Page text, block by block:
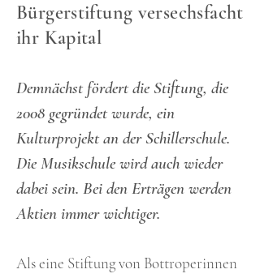
Bürgerstiftung versechsfacht
ihr Kapital
Demnächst fördert die Stiftung, die
2008 gegründet wurde, ein
Kulturprojekt an der Schillerschule.
Die Musikschule wird auch wieder
dabei sein. Bei den Erträgen werden
Aktien immer wichtiger.
Als eine Stiftung von Bottroperinnen